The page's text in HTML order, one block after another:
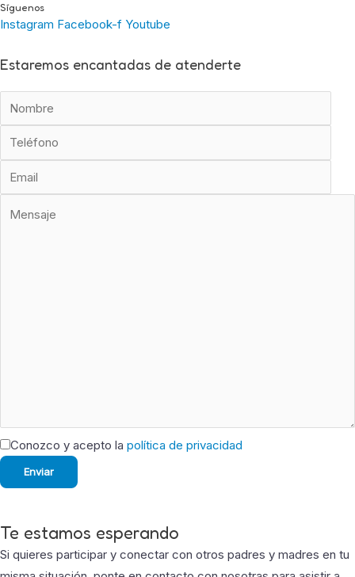
Síguenos
Instagram Facebook-f Youtube
Estaremos encantadas de atenderte
Conozco y acepto la política de privacidad
Te estamos esperando
Si quieres participar y conectar con otros padres y madres en tu